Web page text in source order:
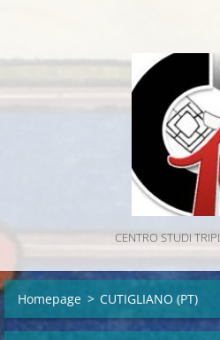
CENTRO STUDI
Homepage > CUTIGLIANO (PT)